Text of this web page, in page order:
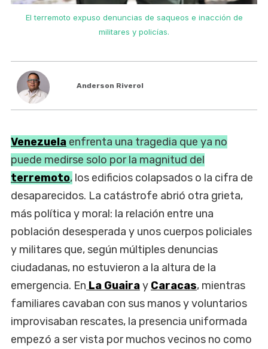
El terremoto expuso denuncias de saqueos e inacción de
militares y policías.
Anderson Riverol
Venezuela enfrenta una tragedia que ya no
puede medirse solo por la magnitud del
terremoto, los edificios colapsados o la cifra de
desaparecidos. La catástrofe abrió otra grieta,
más política y moral: la relación entre una
población desesperada y unos cuerpos policiales
y militares que, según múltiples denuncias
ciudadanas, no estuvieron a la altura de la
emergencia. En La Guairay Caracas, mientras
familiares cavaban con sus manos y voluntarios
improvisaban rescates, la presencia uniformada
empezó a ser vista por muchos vecinos no como